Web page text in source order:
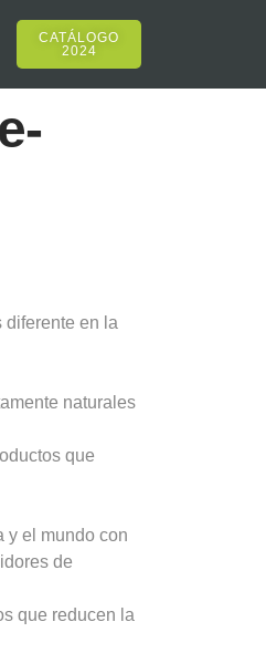
CATÁLOGO
2024
diferente en la
naturales
que
y el mundo con
de
que reducen la